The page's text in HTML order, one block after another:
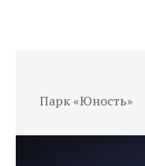
Парк «Юность»